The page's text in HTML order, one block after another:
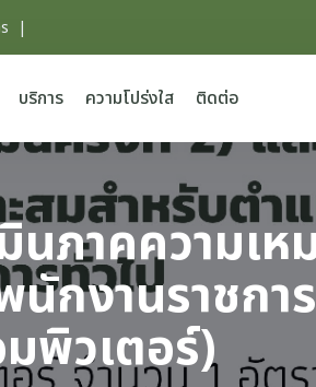
|
บริการ ความโปร่งใส ติดต่อ
นภาคความเ
กงานราชกา
พิวเตอร์)